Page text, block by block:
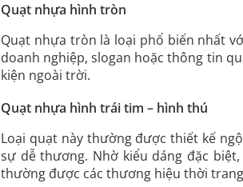
Quạt nhựa hình tròn
Quạt nhựa tròn là loại phổ biến nhất
doanh nghiệp, slogan hoặc thông tin
kiện ngoài trời.
Quạt nhựa hình trái tim – hình thú
Loại quạt này thường được thiết kế
sự dễ thương. Nhờ kiểu dáng đặc
thường được các thương hiệu thời